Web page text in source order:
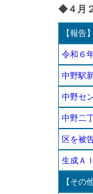
◆４月
【報告】
令和６
中野駅
中野セ
中野二
区を被
生成Ａ
【その